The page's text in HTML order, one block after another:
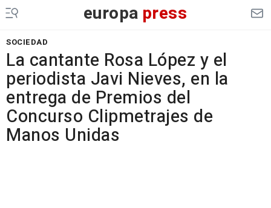
europa press
SOCIEDAD
La cantante Rosa López y el
periodista Javi Nieves, en la
entrega de Premios del
Concurso Clipmetrajes de
Manos Unidas